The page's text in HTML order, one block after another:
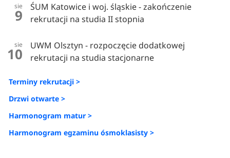
sie
9
ŚUM Katowice i woj. śląskie - zakończenie
rekrutacji na studia II stopnia
sie
10
UWM Olsztyn - rozpoczęcie dodatkowej
rekrutacji na studia stacjonarne
Terminy rekrutacji >
Drzwi otwarte >
Harmonogram matur >
Harmonogram egzaminu ósmoklasisty >